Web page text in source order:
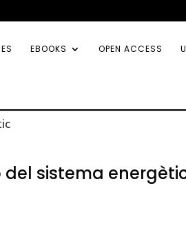
EBOOKS OPEN ACCESS
sistema